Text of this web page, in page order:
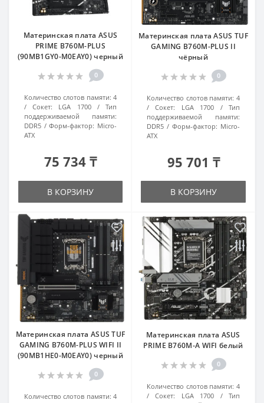
Материнская плата ASUS
PRIME B760M-PLUS
(90MB1GY0-M0EAY0) черный
0
Количество слотов памяти: 4
Сокет:
LGA 1700
Тип
поддерживаемой памяти:
DDR5
Форм-фактор: Micro-
ATX
75 734 ₸
В КОРЗИНУ
Материнская плата ASUS TUF
GAMING B760M-PLUS II
чёрный
0
Количество слотов памяти: 4
Сокет:
LGA 1700
Тип
поддерживаемой памяти:
DDR5
Форм-фактор: Micro-
ATX
95 701 ₸
В КОРЗИНУ
Материнская плата ASUS TUF
GAMING B760M-PLUS WIFI II
(90MB1HE0-M0EAY0) черный
0
Количество слотов памяти: 4
Материнская плата ASUS
PRIME B760M-A WIFI белый
0
Количество слотов памяти: 4
Сокет:
LGA 1700
Тип